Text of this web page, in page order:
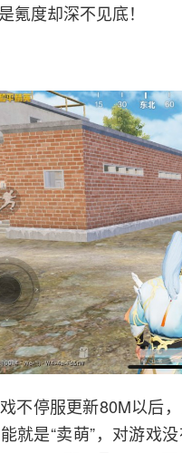
氪度却深不见底！
不停服更新80M以后
就是“卖萌”，对游戏